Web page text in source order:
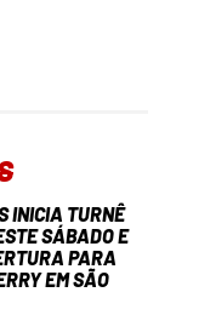
INICIA TURNÊ
SÁBADO E
PARA
EM SÃO